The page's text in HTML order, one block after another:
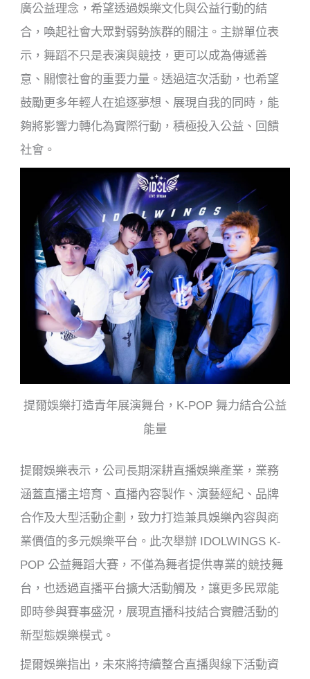
廣公益理念，希望透過娛樂文化與公益行動的結
合，喚起社會大眾對弱勢族群的關注。主辦單位表
示，舞蹈不只是表演與競技，更可以成為傳遞善
意、關懷社會的重要力量。透過這次活動，也希望
鼓勵更多年輕人在追逐夢想、展現自我的同時，能
夠將影響力轉化為實際行動，積極投入公益、回饋
社會。
提爾娛樂打造青年展演舞台，K-POP 舞力結合公益
能量
提爾娛樂表示，公司長期深耕直播娛樂產業，業務
涵蓋直播主培育、直播內容製作、演藝經紀、品牌
合作及大型活動企劃，致力打造兼具娛樂內容與商
業價值的多元娛樂平台。此次舉辦 IDOLWINGS K-
POP 公益舞蹈大賽，不僅為舞者提供專業的競技舞
台，也透過直播平台擴大活動觸及，讓更多民眾能
即時參與賽事盛況，展現直播科技結合實體活動的
新型態娛樂模式。
提爾娛樂指出，未來將持續整合直播與線下活動資